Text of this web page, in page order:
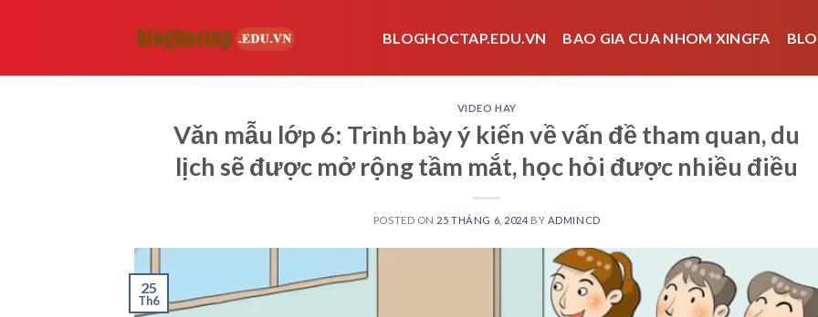
BLOGHOCTAP.EDU.VN BAO GIA CUA NHOM XINGFA
VIDEO HAY
Văn mẫu lớp 6: Trình bày ý kiến về vấn đề tham quan, du
lịch sẽ được mở rộng tầm mắt, học hỏi được nhiều điều
POSTED ON 25 THÁNG 6, 2024 BY ADMINCD
25
Th6